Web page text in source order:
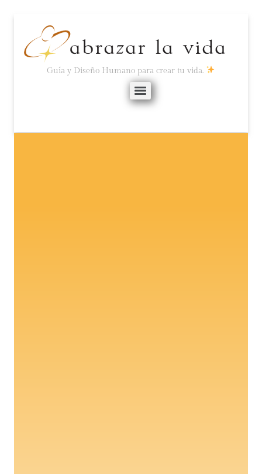
Guía y Diseño Humano para crear tu vida.